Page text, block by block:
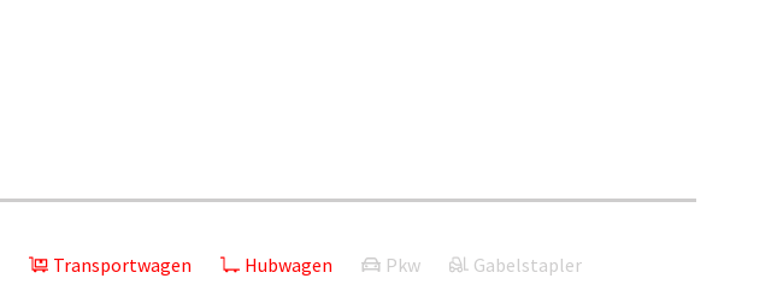
Transportwagen Hubwagen Pkw Gabelstapler